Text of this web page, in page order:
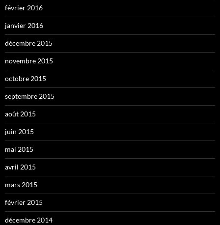
février 2016
janvier 2016
décembre 2015
novembre 2015
octobre 2015
septembre 2015
août 2015
juin 2015
mai 2015
avril 2015
mars 2015
février 2015
décembre 2014